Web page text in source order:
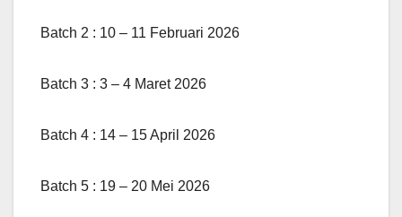
Batch 2 : 10 – 11 Februari 2026
Batch 3 : 3 – 4 Maret 2026
Batch 4 : 14 – 15 April 2026
Batch 5 : 19 – 20 Mei 2026